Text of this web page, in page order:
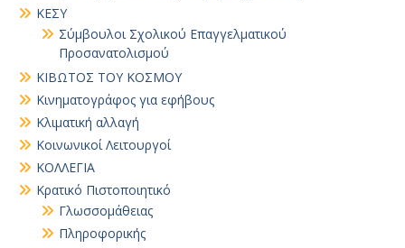
ΚΕΣΥ
Σύμβουλοι Σχολικού Επαγγελματικού
Προσανατολισμού
ΚΙΒΩΤΟΣ ΤΟΥ ΚΟΣΜΟΥ
Κινηματογράφος για εφήβους
Κλιματική αλλαγή
Κοινωνικοί Λειτουργοί
ΚΟΛΛΕΓΙΑ
Κρατικό Πιστοποιητικό
Γλωσσομάθειας
Πληροφορικής